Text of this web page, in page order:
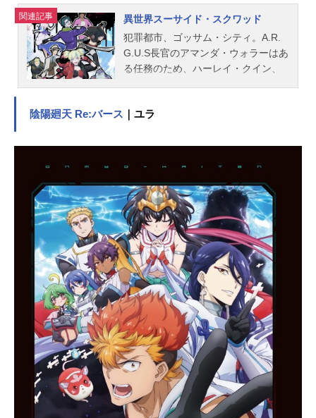
関連記事
異世界スーサイド・スクワッド
犯罪都市、ゴッサム・シティ。A.R.
G.U.S長官のアマンダ・ウォラーはあ
る任務のため、ハーレイ・クイン、
を招集。ゴッサムの極悪悪党（ヴィ
トによって繋がった剣と魔法の世
EKAI到着直後から暴走するハーレイ
達だったが、王国の兵隊に捕まり監
獄送りに。首に装着された爆弾の爆
発まであと72時間…。タイムリミッ
トが迫るハーレイ達。女王アルドラ
との交渉の末、掴み取った解放の条
件は″敵対する帝国軍の征圧″NOCHOI
CE！！自由を得るため…ハーレイ達
はファンタスティックでデンジャラ
スな戦地へ向かう！！逃げても即
死！任務失敗でも即死！命懸けのミ
ッションを背負ったハーレイ達はこ
のISEKAIを生き抜くことができるの
か！？決死の特殊部隊＝スーサイ
ド・スクワッドのド派手な”暴”険譚が
陰陽廻天 Re:バース ｜ユラ